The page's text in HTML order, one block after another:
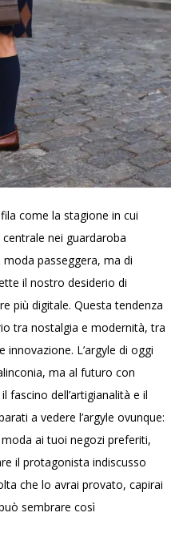
come la stagione in cui
nei guardaroba
passeggera, ma di
il nostro desiderio di
più digitale. Questa tendenza
tra nostalgia e modernità, tra
L’argyle di oggi
ma al futuro con
dell’artigianalità e il
a vedere l’argyle ovunque:
ai tuoi negozi preferiti,
il protagonista indiscusso
che lo avrai provato, capirai
sembrare così